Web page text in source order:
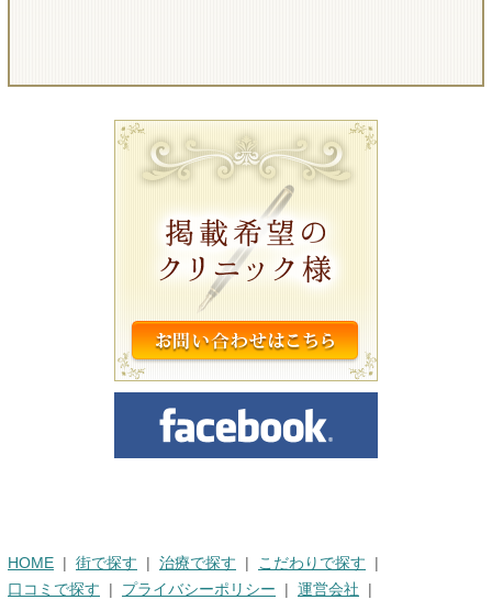
HOME 街で探す 治療で探す
こだわりで探す
口コミで探す
プライバシーポリシー 運営会社